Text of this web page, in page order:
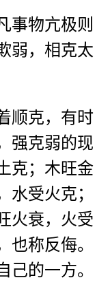
事物亢极则
弱，相克太
顺克，有时
强克弱的现
克；木旺金
水受火克；
火衰，火受
也称反侮。
己的一方。